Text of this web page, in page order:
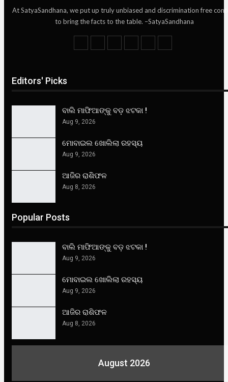
At SatyaSandhana, we put up truly unbiased and discrimination free
to bring the facts to the table. –SatyaSandhana
Editors' Picks
ବାଲି ମାଫିଆଙ୍କୁ ବଡ଼ ଝଟକା !
Aug 9, 2026
ମୋବାଇଲ ଖୋଲିଲା ରହସ୍ୟ
Aug 9, 2026
ଆଜିର ରାଶିଫଳ
Aug 8, 2026
Popular Posts
ବାଲି ମାଫିଆଙ୍କୁ ବଡ଼ ଝଟକା !
Aug 9, 2026
ମୋବାଇଲ ଖୋଲିଲା ରହସ୍ୟ
Aug 9, 2026
ଆଜିର ରାଶିଫଳ
Aug 8, 2026
August 2026